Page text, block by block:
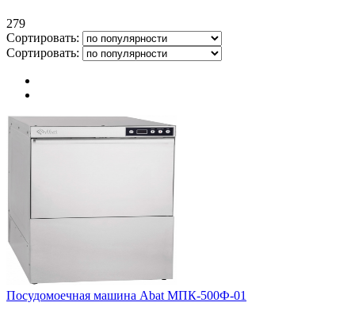
279
Сортировать:
Сортировать:
Посудомоечная машина Abat МПК-500Ф-01